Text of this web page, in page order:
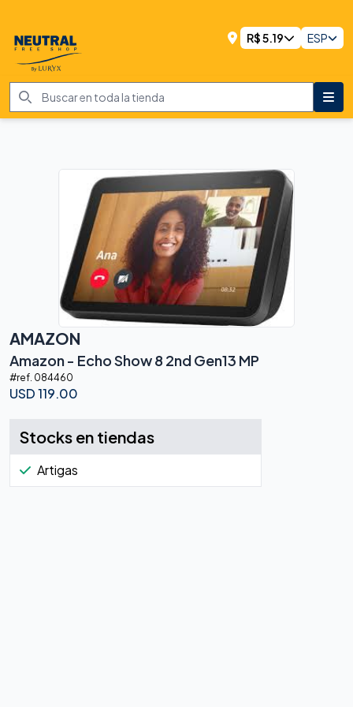
R$5.19 ESP
AMAZON
Amazon - Echo Show 8 2nd Gen13 MP
#ref. 084460
USD119.00
Stocks en tiendas
Artigas